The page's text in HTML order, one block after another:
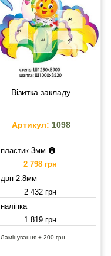
Візитка закладу
Артикул: 1098
пластик 3мм
2 798 грн
двп 2.8мм
2 432 грн
наліпка
1 819 грн
Ламінування + 200 грн